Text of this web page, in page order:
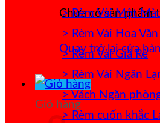
Chưa có sản phẩm
Quay trở lại cửa
Giỏ hàng
> Rèm Vải Một
> Rèm Vải Hoa
> Rèm Vải Giá Rẻ
> Rèm Vải Ngăn
> Vách Ngăn
> Rèm cuốn khắc